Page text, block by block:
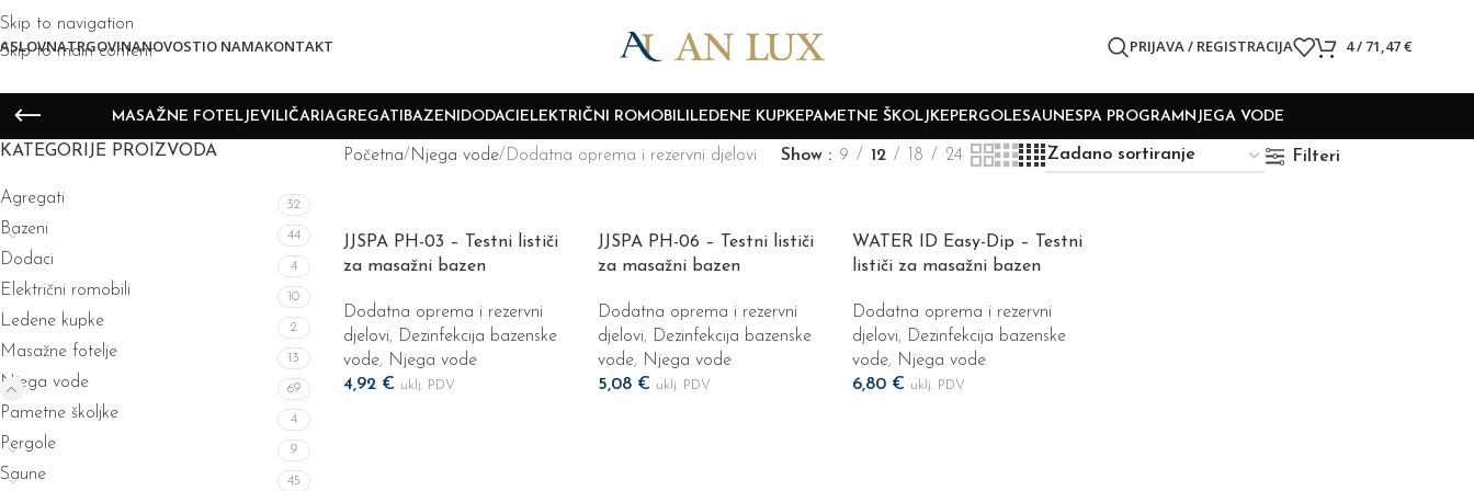
Skip to navigation
Skip to main content
TRGOVINANOVOSTIO NAMAKONTAKT PRIJAVA / REGISTRACIJA 4/ 71,47€
MASAŽNE FOTELJEVILIČARI AGREGATI BAZENI DODACI ELEKTRIČNI ROMOBILI LEDENE KUPKE PAMETNE ŠKOLJKE PERGOLESAUNESPA PROGRAMNJEGA VODE
KATEGORIJE PROIZVODA
Agregati 32
Bazeni 44
Dodaci 4
Električni romobili 10
Ledene kupke 2
Masažne fotelje 13
Njega vode 69
Pametne školjke 4
Pergole 9
Saune 45
Početna Njega vode Dodatna oprema i rezervni djelovi Show 9 12 18 24 Filteri
JJSPA PH-03 – Testni lističi
za masažni bazen
Dodatna oprema i rezervni
djelovi, Dezinfekcija bazenske
vode, Njega vode
4,92 € uklj. PDV
JJSPA PH-06 – Testni lističi
za masažni bazen
Dodatna oprema i rezervni
djelovi, Dezinfekcija bazenske
vode, Njega vode
5,08 € uklj. PDV
WATER ID Easy-Dip – Testni
lističi za masažni bazen
Dodatna oprema i rezervni
djelovi, Dezinfekcija bazenske
vode, Njega vode
6,80 € uklj. PDV